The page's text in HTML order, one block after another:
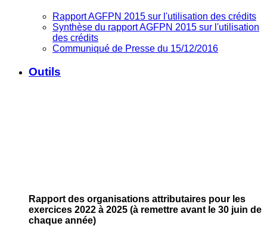
Rapport AGFPN 2015 sur l'utilisation des crédits
Synthèse du rapport AGFPN 2015 sur l'utilisation
des crédits
Communiqué de Presse du 15/12/2016
Outils
Rapport des organisations attributaires pour les
exercices 2022 à 2025 (à remettre avant le 30 juin de
chaque année)